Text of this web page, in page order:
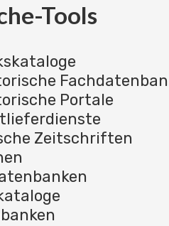
Tools
Portale
Zeitschriften